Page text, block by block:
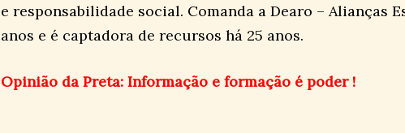
e responsabilidade social. Comanda a Dearo – Alianças
anos e é captadora de recursos há 25 anos.
Opinião da Preta: Informação e formação é poder !